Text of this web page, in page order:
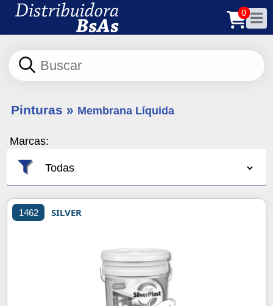
0
Pinturas » Membrana Líquida
Marcas:
1462 SILVER